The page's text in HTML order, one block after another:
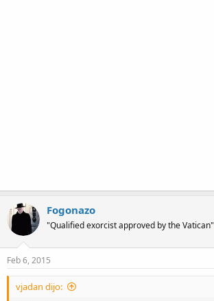
Fogonazo
"Qualified exorcist approved by the Vatican"
Feb 6, 2015
vjadan dijo: